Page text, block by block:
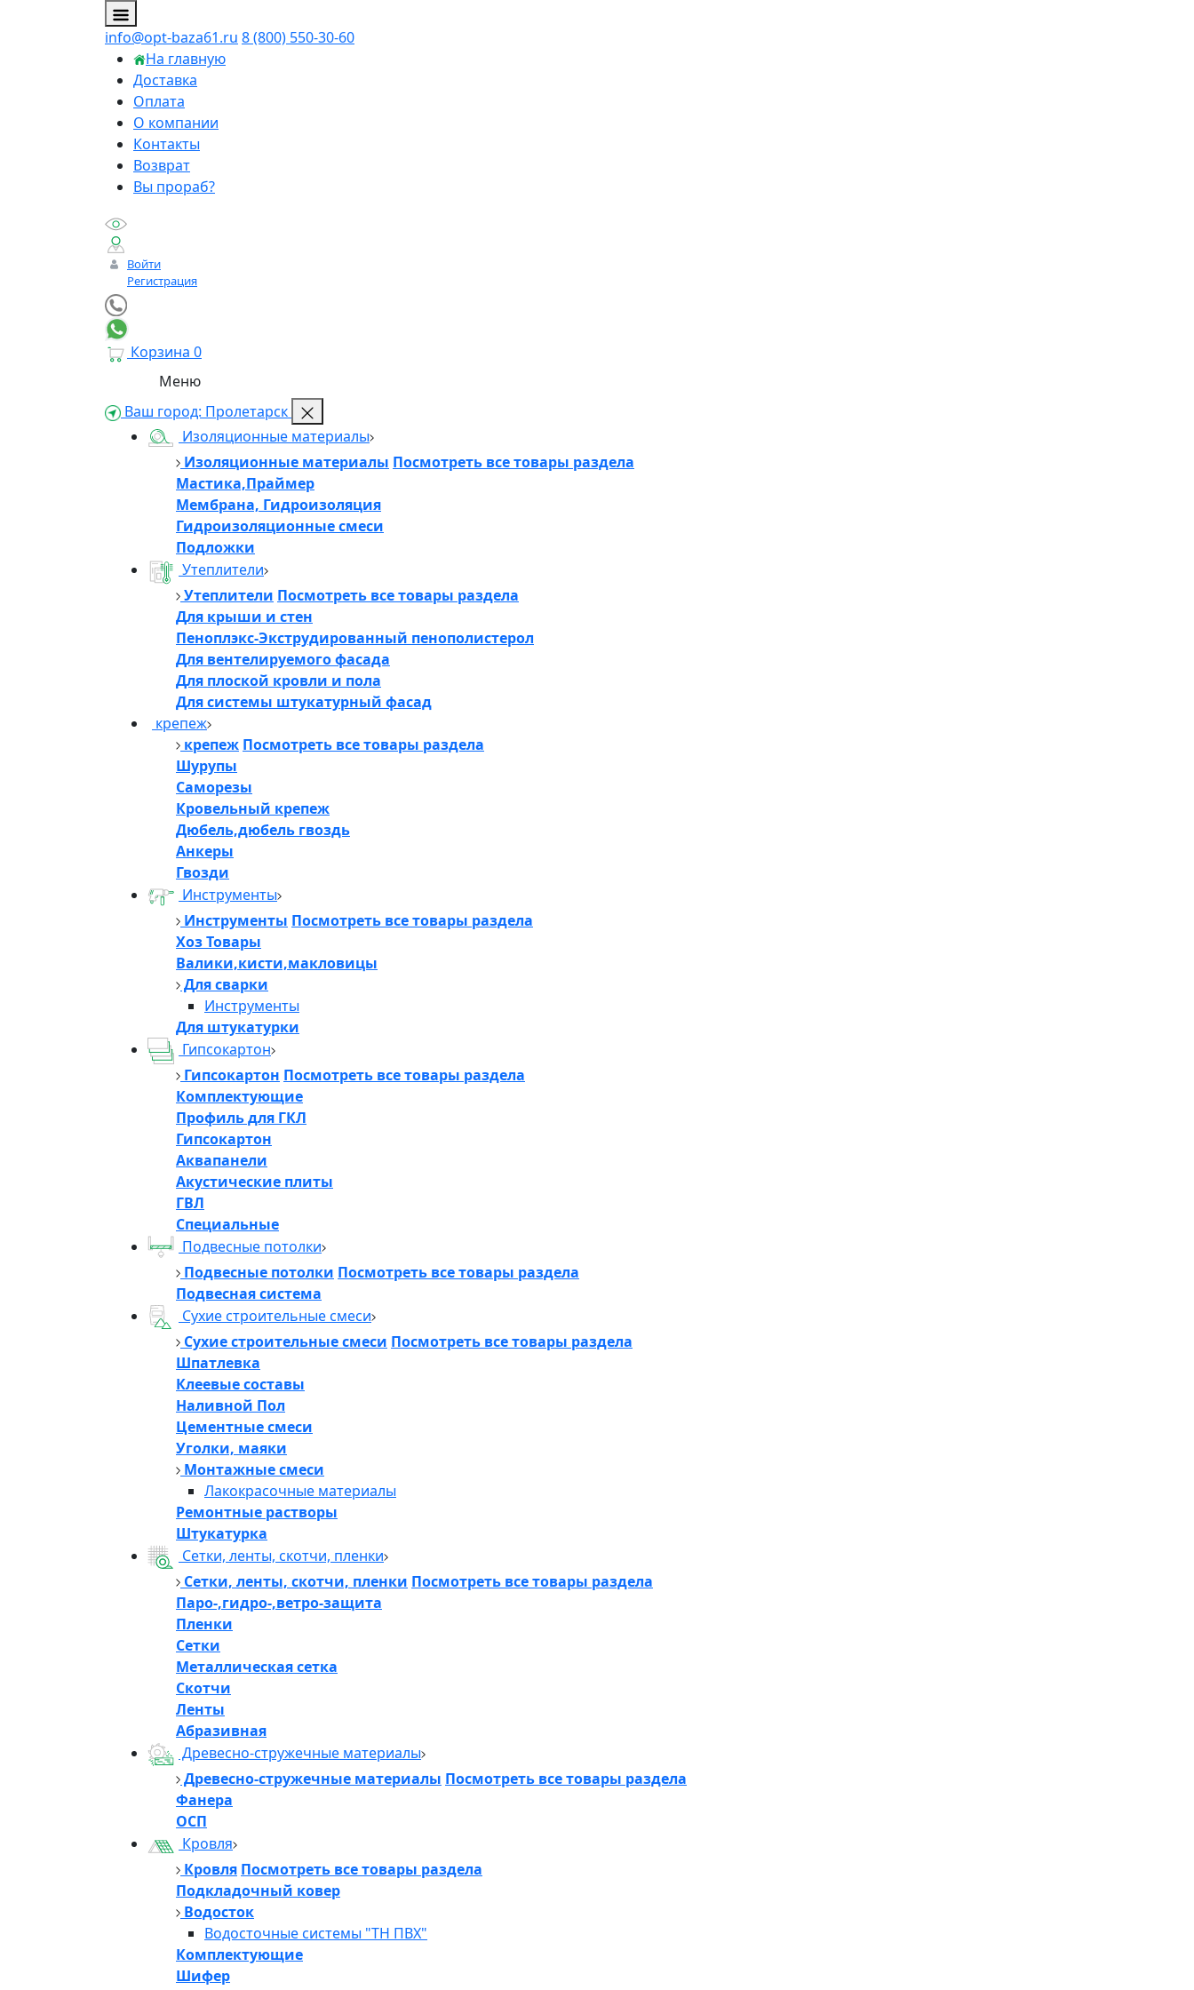
info@opt-baza61.ru 8 (800) 550-30-60
На главную
Доставка
Оплата
О компании
Контакты
Возврат
Вы прораб?
Войти
Регистрация
Корзина 0
Меню
Ваш город: Пролетарск
Изоляционные материалы
Изоляционные материалы Посмотреть все товары раздела
Мастика,Праймер
Мембрана, Гидроизоляция
Гидроизоляционные смеси
Подложки
Утеплители
Утеплители Посмотреть все товары раздела
Для крыши и стен
Пеноплэкс-Экструдированный пенополистерол
Для вентелируемого фасада
Для плоской кровли и пола
Для системы штукатурный фасад
крепеж
крепеж Посмотреть все товары раздела
Шурупы
Саморезы
Кровельный крепеж
Дюбель,дюбель гвоздь
Анкеры
Гвозди
Инструменты
Инструменты Посмотреть все товары раздела
Хоз Товары
Валики,кисти,макловицы
Для сварки
Инструменты
Для штукатурки
Гипсокартон
Гипсокартон Посмотреть все товары раздела
Комплектующие
Профиль для ГКЛ
Гипсокартон
Аквапанели
Акустические плиты
ГВЛ
Специальные
Подвесные потолки
Подвесные потолки Посмотреть все товары раздела
Подвесная система
Сухие строительные смеси
Сухие строительные смеси Посмотреть все товары раздела
Шпатлевка
Клеевые составы
Наливной Пол
Цементные смеси
Уголки, маяки
Монтажные смеси
Лакокрасочные материалы
Ремонтные растворы
Штукатурка
Сетки, ленты, скотчи, пленки
Сетки, ленты, скотчи, пленки Посмотреть все товары раздела
Паро-,гидро-,ветро-защита
Пленки
Сетки
Металлическая сетка
Скотчи
Ленты
Абразивная
Древесно-стружечные материалы
Древесно-стружечные материалы Посмотреть все товары раздела
Фанера
ОСП
Кровля
Кровля Посмотреть все товары раздела
Подкладочный ковер
Водосток
Водосточные системы "ТН ПВХ"
Комплектующие
Шифер